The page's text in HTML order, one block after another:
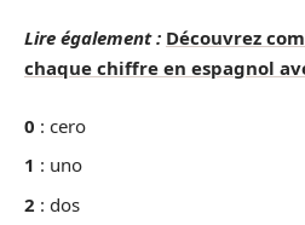
Lire également : Découvrez
chaque chiffre en espagnol
0 : cero
1 : uno
2 : dos